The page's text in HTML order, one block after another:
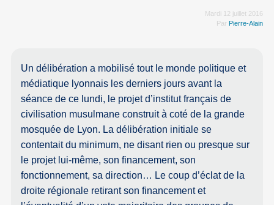
Mardi 12 juillet 2016
Par Pierre-Alain
Un délibération a mobilisé tout le monde politique et
médiatique lyonnais les derniers jours avant la
séance de ce lundi, le projet d’institut français de
civilisation musulmane construit à coté de la grande
mosquée de Lyon. La délibération initiale se
contentait du minimum, ne disant rien ou presque sur
le projet lui-même, son financement, son
fonctionnement, sa direction… Le coup d’éclat de la
droite régionale retirant son financement et